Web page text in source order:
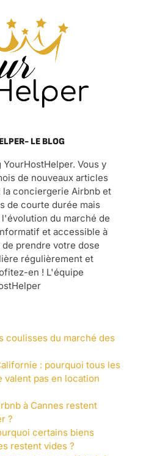
LE BLOG
Vous y
de nouveaux articles
conciergerie Airbnb et
de courte durée mais
du marché de
et accessible à
prendre votre dose
régulièrement et
en ! L'équipe
coulisses du marché des
: pourquoi tous les
valent pas en location
à Cannes restent
?
certains biens
restent vides ?